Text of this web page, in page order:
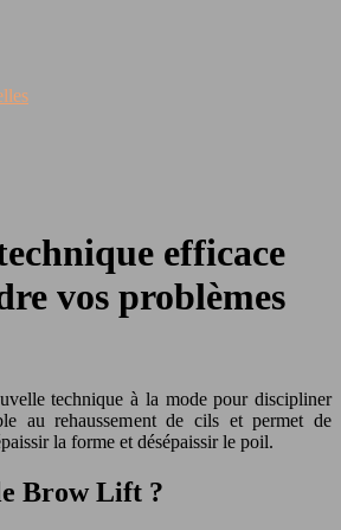
efficace
vos problèmes
technique à la mode pour discipliner
au rehaussement de cils et permet de
la forme et désépaissir le poil.
Brow Lift ?